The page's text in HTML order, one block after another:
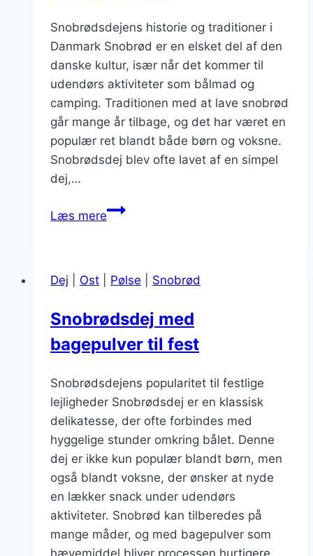
Snobrødsdejens historie og traditioner i
Danmark Snobrød er en elsket del af den
danske kultur, især når det kommer til
udendørs aktiviteter som bålmad og
camping. Traditionen med at lave snobrød
går mange år tilbage, og det har været en
populær ret blandt både børn og voksne.
Snobrødsdej blev ofte lavet af en simpel
dej,…
Læs mereSnobrødsdej
morgenmad
Dej Ost Pølse Snobrød
Snobrødsdej med
bagepulver til fest
Snobrødsdejens popularitet til festlige
lejligheder Snobrødsdej er en klassisk
delikatesse, der ofte forbindes med
hyggelige stunder omkring bålet. Denne
dej er ikke kun populær blandt børn, men
også blandt voksne, der ønsker at nyde
en lækker snack under udendørs
aktiviteter. Snobrød kan tilberedes på
mange måder, og med bagepulver som